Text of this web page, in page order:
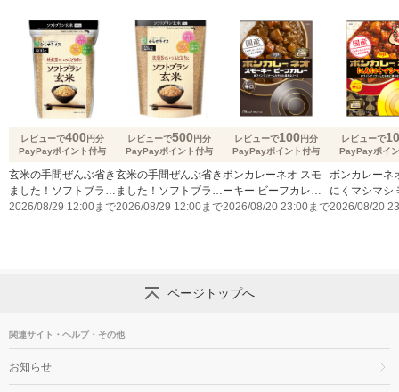
レビューで400円分
PayPayポイント付与
玄米の手間ぜんぶ省き
ました！ソフトブラン
玄米800gのレビュー
2026/08/29 12:00まで
レビューで500円分
PayPayポイント付与
玄米の手間ぜんぶ省き
ました！ソフトブラン
玄米2㎏のレビューキ
2026/08/29 12:00まで
レビューで100円分
PayPayポイント付与
ボンカレーネオ スモ
ーキー ビーフカレー
薫りとコク 辛口
2026/08/20 23:00まで
レビューで
PayPayポイ
ボンカレーネ
にくマシマシ
2026/08/20
ページトップへ
関連サイト・ヘルプ・その他
お知らせ